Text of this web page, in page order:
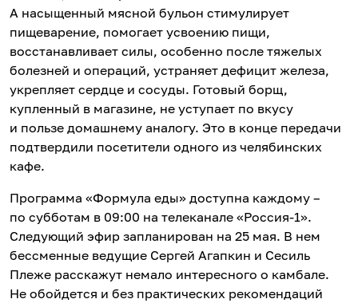
А насыщенный мясной бульон стимулирует
пищеварение, помогает усвоению пищи,
восстанавливает силы, особенно после тяжелых
болезней и операций, устраняет дефицит железа,
укрепляет сердце и сосуды. Готовый борщ,
купленный в магазине, не уступает по вкусу
и пользе домашнему аналогу. Это в конце передачи
подтвердили посетители одного из челябинских
кафе.
Программа «Формула еды» доступна каждому –
по субботам в 09:00 на телеканале «Россия-1».
Следующий эфир запланирован на 25 мая. В нем
бессменные ведущие Сергей Агапкин и Сесиль
Плеже расскажут немало интересного о камбале.
Не обойдется и без практических рекомендаций